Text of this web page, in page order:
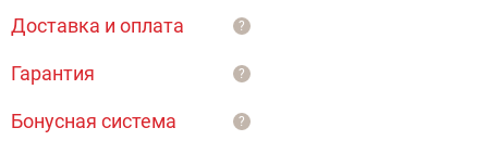
Доставка и оплата ?
Гарантия ?
Бонусная система ?